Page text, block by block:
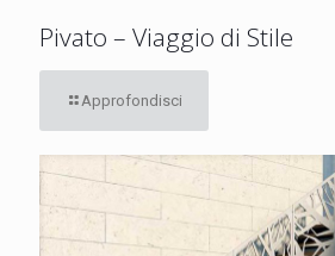
Pivato – Viaggio di Stile
Approfondisci